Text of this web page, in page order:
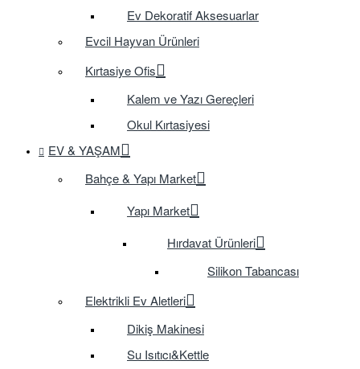
Ev Dekoratif Aksesuarlar
Evcil Hayvan Ürünleri
Kırtasiye Ofis
Kalem ve Yazı Gereçleri
Okul Kırtasiyesi
EV & YAŞAM
Bahçe & Yapı Market
Yapı Market
Hırdavat Ürünleri
Silikon Tabancası
Elektrikli Ev Aletleri
Dikiş Makinesi
Su Isıtıcı&Kettle